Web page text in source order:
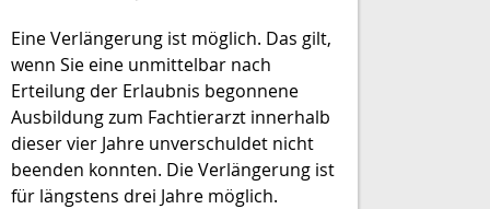
Eine Verlängerung ist möglich. Das gilt,
wenn Sie eine unmittelbar nach
Erteilung der Erlaubnis begonnene
Ausbildung zum Fachtierarzt innerhalb
dieser vier Jahre unverschuldet nicht
beenden konnten. Die Verlängerung ist
für längstens drei Jahre möglich.